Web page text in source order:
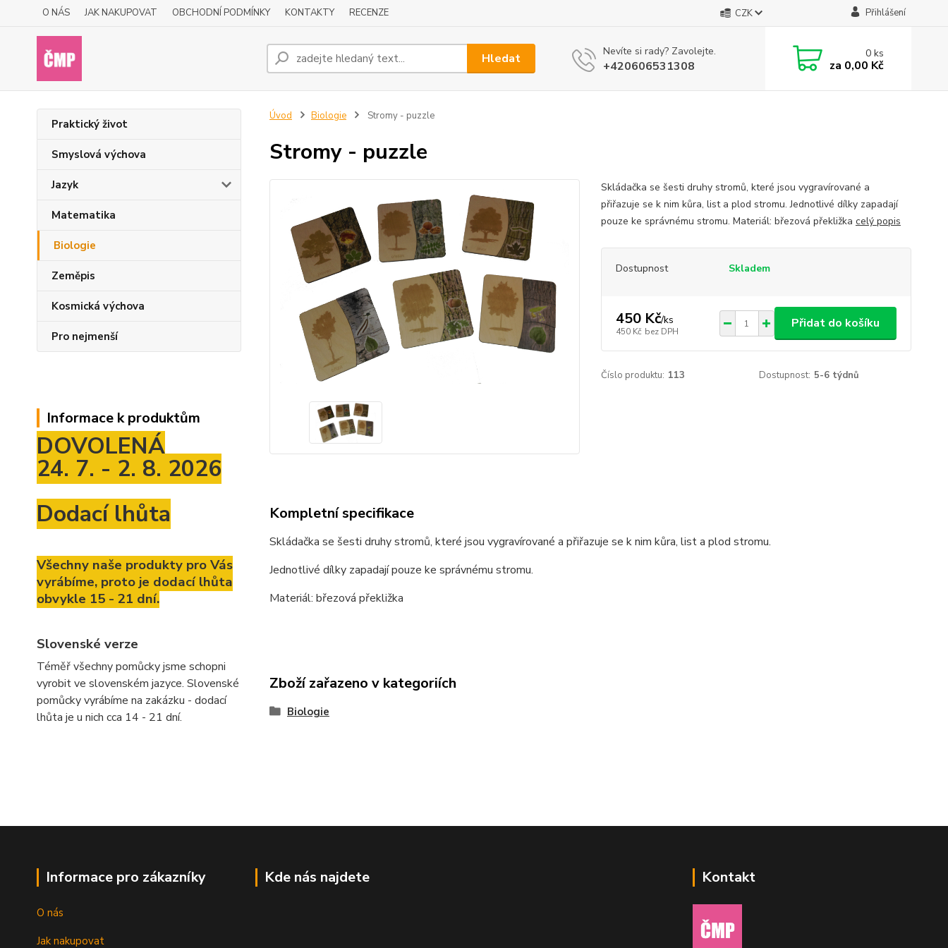
O NÁS JAK NAKUPOVAT OBCHODNÍ PODMÍNKY KONTAKTY RECENZE CZK Přihlášení
Hledat Nevíte si rady? Zavolejte.
+420606531308
0ks
za 0,00 Kč
Praktický život
Smyslová výchova
Jazyk
Matematika
Biologie
Zeměpis
Kosmická výchova
Pro nejmenší
Informace k produktům
DOVOLENÁ
24. 7. - 2. 8. 2026
Dodací lhůta
Všechny naše produkty pro Vás
vyrábíme, proto je dodací lhůta
obvykle 15 - 21 dní.
Slovenské verze
Téměř všechny pomůcky jsme schopni
vyrobit ve slovenském jazyce. Slovenské
pomůcky vyrábíme na zakázku - dodací
lhůta je u nich cca 14 - 21 dní.
Úvod Biologie Stromy - puzzle
Stromy - puzzle
Skládačka se šesti druhy stromů, které jsou vygravírované a
přiřazuje se k nim kůra, list a plod stromu. Jednotlivé dílky zapadají
pouze ke správnému stromu. Materiál: březová překližka celý popis
Dostupnost Skladem
450 Kč/ks
450 Kč bez DPH
Přidat do košíku
Číslo produktu: 113 Dostupnost: 5-6 týdnů
Kompletní specifikace
Skládačka se šesti druhy stromů, které jsou vygravírované a přiřazuje se k nim kůra, list a plod stromu.
Jednotlivé dílky zapadají pouze ke správnému stromu.
Materiál: březová překližka
Zboží zařazeno v kategoriích
Biologie
Informace pro zákazníky
O nás
Jak nakupovat
Kde nás najdete Kontakt